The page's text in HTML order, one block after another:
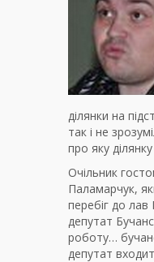
ділянки на
так і не
про яку
Очільник
Паламарчук,
перебіг до лав
депутат
роботу…
депутат